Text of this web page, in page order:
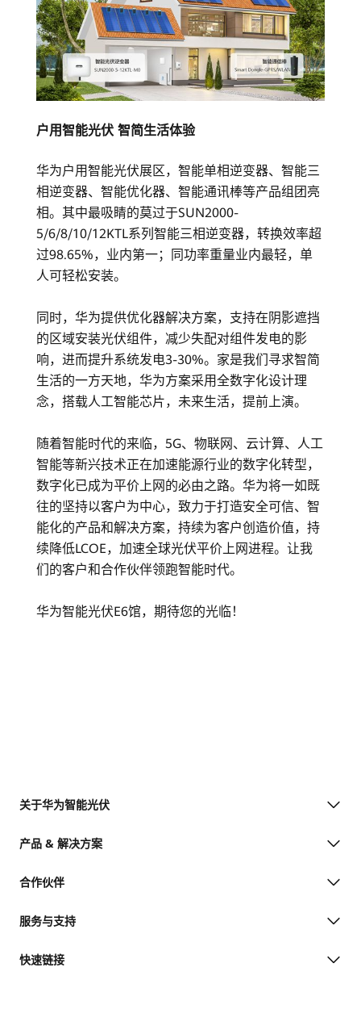
户用智能光伏 智简生活体验
华为户用智能光伏展区，智能单相逆变器、智能三
相逆变器、智能优化器、智能通讯棒等产品组团亮
相。其中最吸睛的莫过于SUN2000-
5/6/8/10/12KTL系列智能三相逆变器，转换效率超
过98.65%，业内第一；同功率重量业内最轻，单
人可轻松安装。
同时，华为提供优化器解决方案，支持在阴影遮挡
的区域安装光伏组件，减少失配对组件发电的影
响，进而提升系统发电3-30%。家是我们寻求智简
生活的一方天地，华为方案采用全数字化设计理
念，搭载人工智能芯片，未来生活，提前上演。
随着智能时代的来临，5G、物联网、云计算、人工
智能等新兴技术正在加速能源行业的数字化转型，
数字化已成为平价上网的必由之路。华为将一如既
往的坚持以客户为中心，致力于打造安全可信、智
能化的产品和解决方案，持续为客户创造价值，持
续降低LCOE，加速全球光伏平价上网进程。让我
们的客户和合作伙伴领跑智能时代。
华为智能光伏E6馆，期待您的光临！
关于华为智能光伏
产品 & 解决方案
合作伙伴
服务与支持
快速链接